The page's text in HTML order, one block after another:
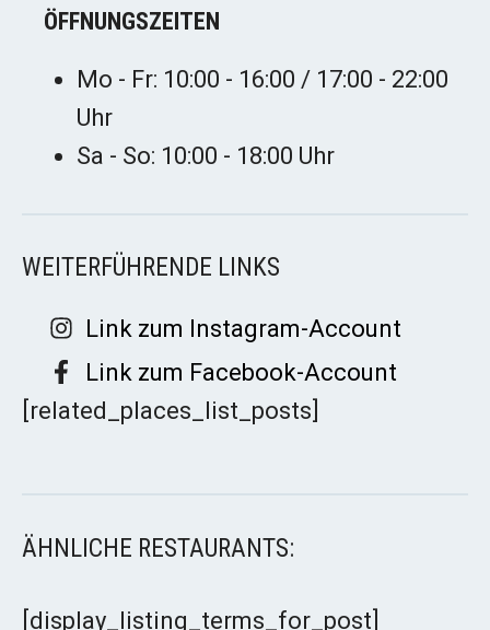
ÖFFNUNGSZEITEN
Mo - Fr: 10:00 - 16:00 / 17:00 - 22:00
Uhr
Sa - So: 10:00 - 18:00 Uhr
WEITERFÜHRENDE LINKS
Link zum Instagram-Account
Link zum Facebook-Account
[related_places_list_posts]
ÄHNLICHE RESTAURANTS:
[display_listing_terms_for_post]